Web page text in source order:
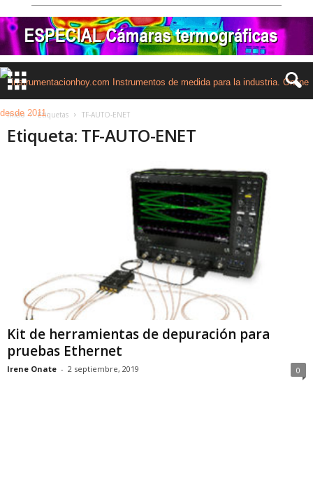
Inicio Etiquetas TF-AUTO-ENET
Etiqueta: TF-AUTO-ENET
Kit de herramientas de depuración para
pruebas Ethernet
Irene Onate - 2 septiembre, 2019 0